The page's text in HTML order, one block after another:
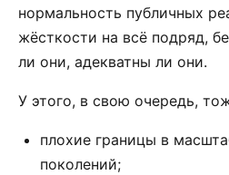
нормальность публичных
жёсткости на всё подряд,
ли они, адекватны ли они.
У этого, в свою очередь,
плохие границы в
поколений;